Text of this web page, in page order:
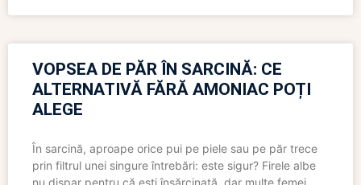
VOPSEA DE PĂR ÎN SARCINĂ: CE
ALTERNATIVĂ FĂRĂ AMONIAC POȚI
ALEGE
În sarcină, aproape orice pui pe piele sau pe păr trece
prin filtrul unei singure întrebări: este sigur? Firele albe